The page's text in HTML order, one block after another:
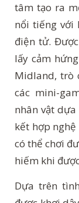
tâm tạo ra
nổi tiếng với
điện tử.
lấy cảm
Midland, trò
các mini-
nhân vật
kết hợp
có thể chơi
hiếm khi
Dựa trên